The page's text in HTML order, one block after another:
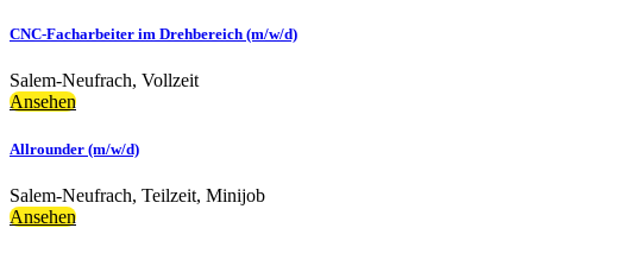
CNC-Facharbeiter im Drehbereich (m/w/d)
Salem-Neufrach, Vollzeit
Ansehen
Allrounder (m/w/d)
Salem-Neufrach, Teilzeit, Minijob
Ansehen